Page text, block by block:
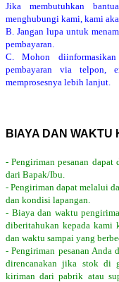
Jika membutuhkan
menghubungi kami, kami
B. Jangan lupa untuk
pembayaran.
C. Mohon
pembayaran via telpon,
memprosesnya lebih lanjut.
BIAYA DAN WAKTU
- Pengiriman pesanan
dari Bapak/Ibu.
- Pengiriman dapat melalui
dan kondisi lapangan.
- Biaya dan waktu
diberitahukan kepada kami
dan waktu sampai yang
- Pengiriman pesanan Anda
direncanakan jika stok di
kiriman dari pabrik atau